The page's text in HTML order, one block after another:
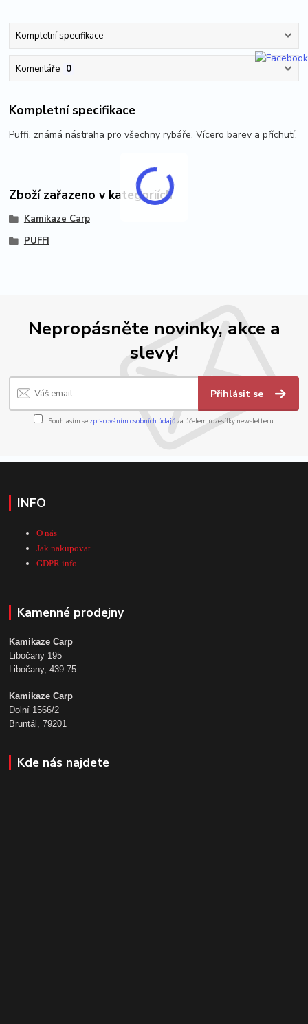
Kompletní specifikace
Komentáře 0
Kompletní specifikace
Puffi, známá nástraha pro všechny rybáře. Vícero barev a příchutí.
Zboží zařazeno v kategoriích
Kamikaze Carp
PUFFI
Nepropásněte novinky, akce a
slevy!
Přihlásit se
Souhlasím se zpracováním osobních údajůza účelem rozesílky newsletteru.
INFO
O nás
Jak nakupovat
GDPR info
Kamenné prodejny
Kamikaze Carp
Libočany 195
Libočany, 439 75
Kamikaze Carp
Dolní 1566/2
Bruntál, 79201
Kde nás najdete